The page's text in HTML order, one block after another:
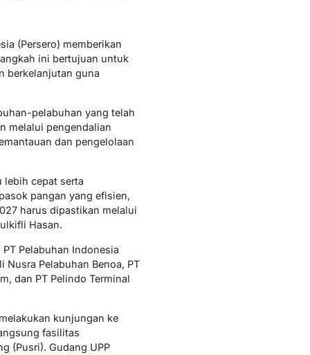
(Persero) memberikan
ini bertujuan untuk
berkelanjutan guna
pelabuhan yang telah
melalui pengendalian
dan pengelolaan
lebih cepat serta
pangan yang efisien,
harus dipastikan melalui
Hasan.
Pelabuhan Indonesia
Nusra Pelabuhan Benoa, PT
dan PT Pelindo Terminal
kunjungan ke
fasilitas
(Pusri). Gudang UPP